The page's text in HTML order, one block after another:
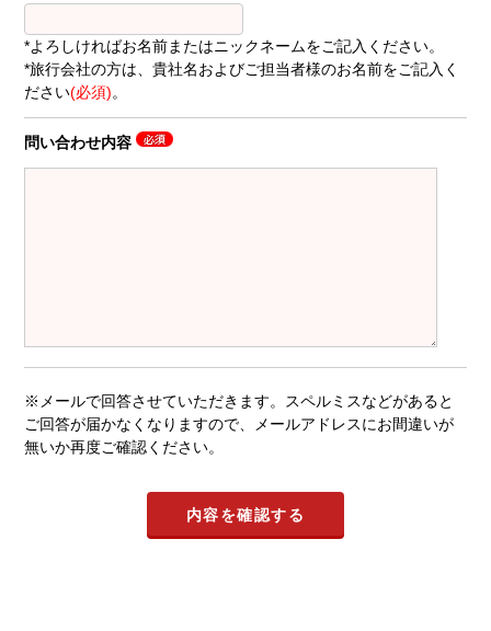
*よろしければお名前またはニックネームをご記入ください。
*旅行会社の方は、貴社名およびご担当者様のお名前をご記入く
ださい(必須)。
問い合わせ内容
※メールで回答させていただきます。スペルミスなどがあると
ご回答が届かなくなりますので、メールアドレスにお間違いが
無いか再度ご確認ください。